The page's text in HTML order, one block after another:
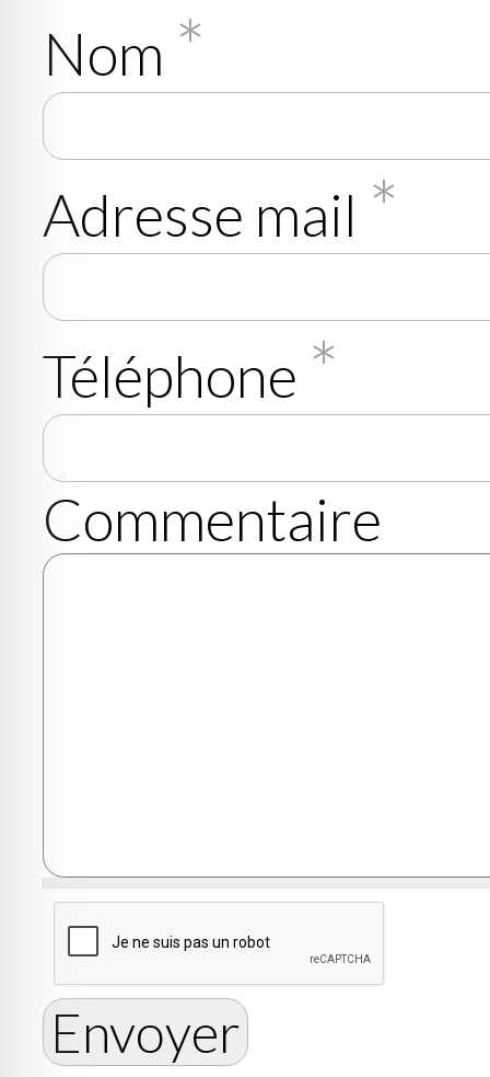
Nom *
Adresse mail *
Téléphone *
Commentaire